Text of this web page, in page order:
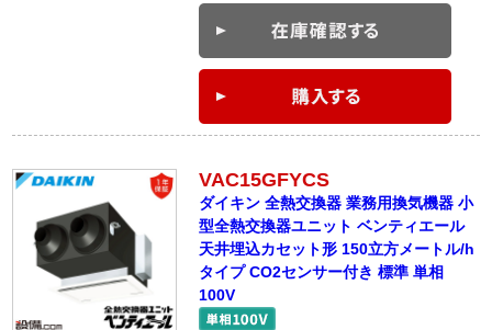
VAC15GFYCS
ダイキン 全熱交換器 業務用換気機器 小
型全熱交換器ユニット ベンティエール
天井埋込カセット形 150立方メートル/h
タイプ CO2センサー付き 標準 単相
100V